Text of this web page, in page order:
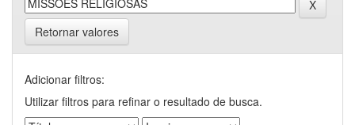
Retornar valores
Adicionar filtros:
Utilizar filtros para refinar o resultado de busca.